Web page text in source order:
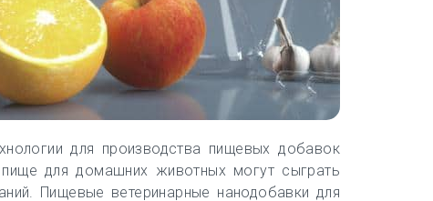
для производства пищевых добавок
для домашних животных могут сыграть
Пищевые ветеринарные нанодобавки для